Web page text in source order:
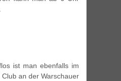
ist man ebenfalls im
an der Warschauer